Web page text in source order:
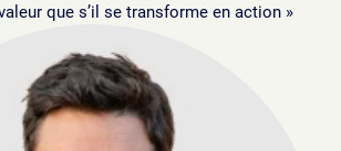
que s’il se transforme en action »